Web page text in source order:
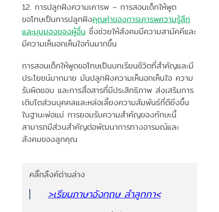
12. การปลูกฝังความเคารพ – การสอนเด็กให้พูด
ขอโทษเป็นการปลูกฝังคุณค่าของการเคารพความรู้สึก
และมุมมองของผู้อื่น ซึ่งช่วยให้สังคมมีความสามัคคีและ
มีความเห็นอกเห็นใจกันมากขึ้น
การสอนเด็กให้พูดขอโทษเป็นบทเรียนชีวิตที่สำคัญและมี
ประโยชน์มากมาย มันปลูกฝังความเห็นอกเห็นใจ ความ
รับผิดชอบ และการสื่อสารที่มีประสิทธิภาพ ส่งเสริมการ
เติบโตส่วนบุคคลและหล่อเลี้ยงความสัมพันธ์ที่ดียิ่งขึ้น
ในฐานะพ่อแม่ การยอมรับความสำคัญของทักษะนี้
สามารถมีส่วนสำคัญต่อพัฒนาการทางอารมณ์และ
สังคมของลูกคุณ
คลิ๊กลิ้งค์ด่านล่าง
>เรียนภาษาอังกฤษ ลำลูกกา<